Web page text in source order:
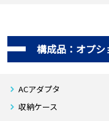
構成品：オプシ
ACアダプタ
収納ケース